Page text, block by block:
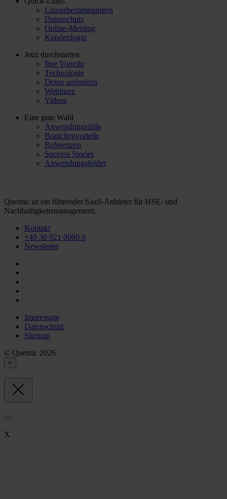
Lizenzbestimmungen
Datenschutz
Online-Meeting
Kundenlogin
Jetzt durchstarten
Ihre Vorteile
Technologie
Demo anfordern
Webinare
Videos
Eine gute Wahl
Anwendungsfälle
Branchenvorteile
Referenzen
Success Stories
Anwendungsfelder
Quentic ist ein führender SaaS-Anbieter für HSE- und
Nachhaltigkeitsmanagement.
Kontakt
+49 30 921 0000 0
Newsletter
Impressum
Datenschutz
Sitemap
© Quentic 2026
×
X